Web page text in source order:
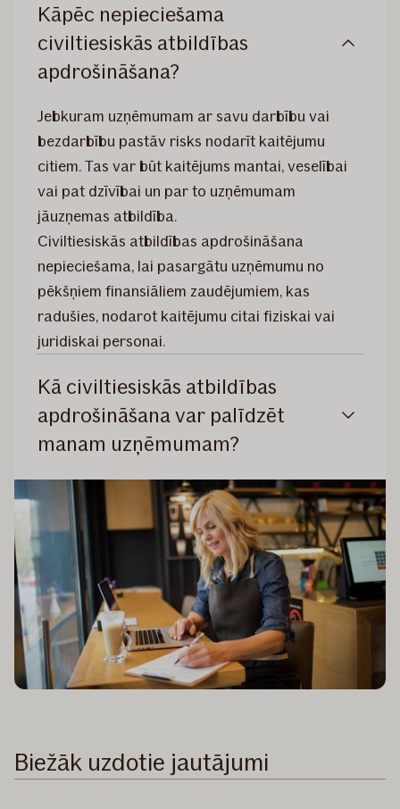
Kāpēc nepieciešama
civiltiesiskās atbildības
apdrošināšana?
Jebkuram uzņēmumam ar savu darbību vai
bezdarbību pastāv risks nodarīt kaitējumu
citiem. Tas var būt kaitējums mantai, veselībai
vai pat dzīvībai un par to uzņēmumam
jāuzņemas atbildība.
Civiltiesiskās atbildības apdrošināšana
nepieciešama, lai pasargātu uzņēmumu no
pēkšņiem finansiāliem zaudējumiem, kas
radušies, nodarot kaitējumu citai fiziskai vai
juridiskai personai.
Kā civiltiesiskās atbildības
apdrošināšana var palīdzēt
manam uzņēmumam?
Biežāk uzdotie jautājumi